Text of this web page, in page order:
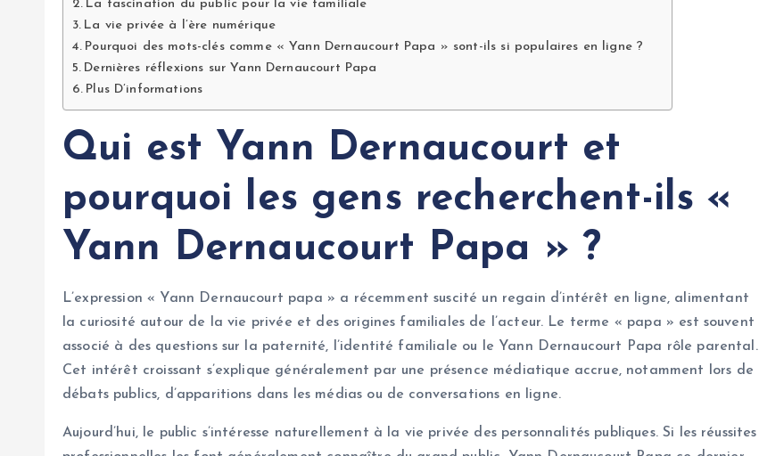
La fascination du public pour la vie familiale
La vie privée à l’ère numérique
Pourquoi des mots-clés comme « Yann Dernaucourt Papa » sont-ils si populaires en ligne ?
Dernières réflexions sur Yann Dernaucourt Papa
Plus D’informations
Qui est Yann Dernaucourt et
pourquoi les gens recherchent-ils «
Yann Dernaucourt Papa » ?
L’expression « Yann Dernaucourt papa » a récemment suscité un regain d’intérêt en ligne, alimentant
la curiosité autour de la vie privée et des origines familiales de l’acteur. Le terme « papa » est souvent
associé à des questions sur la paternité, l’identité familiale ou le Yann Dernaucourt Papa rôle parental.
Cet intérêt croissant s’explique généralement par une présence médiatique accrue, notamment lors de
débats publics, d’apparitions dans les médias ou de conversations en ligne.
Aujourd’hui, le public s’intéresse naturellement à la vie privée des personnalités publiques. Si les réussites